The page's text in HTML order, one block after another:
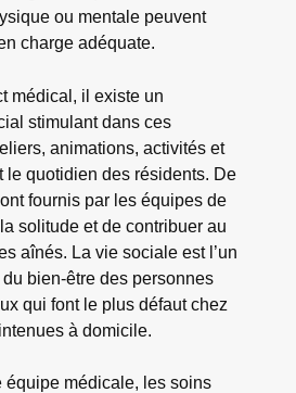
ou mentale peuvent
charge adéquate.
médical, il existe un
stimulant dans ces
animations, activités et
le quotidien des résidents. De
fournis par les équipes de
solitude et de contribuer au
aînés. La vie sociale est l’un
bien-être des personnes
qui font le plus défaut chez
à domicile.
équipe médicale, les soins